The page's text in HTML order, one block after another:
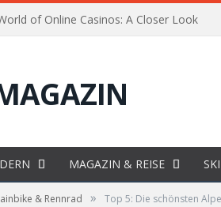
of Online Casinos: A Closer Look
MAGAZIN & REISE SKI
& Rennrad » Top 5: Die schönsten